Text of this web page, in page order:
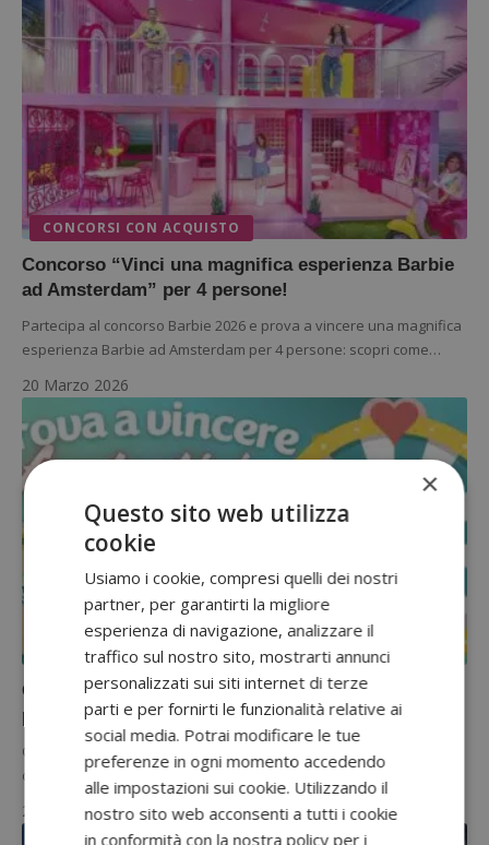
CONCORSI CON ACQUISTO
Concorso “Vinci una magnifica esperienza Barbie
ad Amsterdam” per 4 persone!
Partecipa al concorso Barbie 2026 e prova a vincere una magnifica
esperienza Barbie ad Amsterdam per 4 persone: scopri come…
20 Marzo 2026
CONCORSI CON ACQUISTO
Gira la ruota con Pampers Baby-Dry: in palio 120
premi instant win
Con il concorso Pampers Baby-Dry potrai tentare la fortuna
direttamente in app e scoprire subito se hai vinto uno dei…
20 Marzo 2026
×
Questo sito web utilizza
cookie
Usiamo i cookie, compresi quelli dei nostri
partner, per garantirti la migliore
esperienza di navigazione, analizzare il
traffico sul nostro sito, mostrarti annunci
personalizzati sui siti internet di terze
parti e per fornirti le funzionalità relative ai
social media. Potrai modificare le tue
preferenze in ogni momento accedendo
alle impostazioni sui cookie. Utilizzando il
nostro sito web acconsenti a tutti i cookie
in conformità con la nostra policy per i